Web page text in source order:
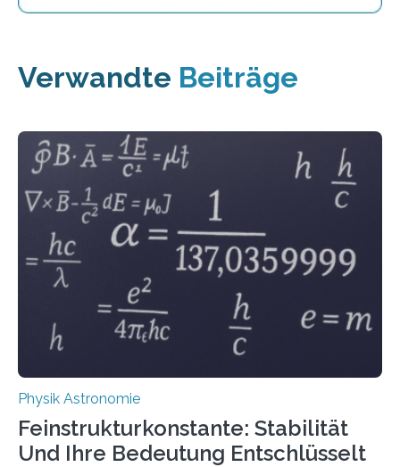
Verwandte Beiträge
Physik Astronomie
Feinstrukturkonstante: Stabilität
Und Ihre Bedeutung Entschlüsselt